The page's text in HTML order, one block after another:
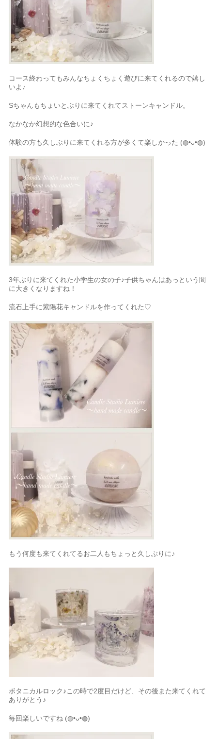
コース終わってもみんなちょくちょく遊びに来てくれるので嬉し
いよ♪
Sちゃんもちょいとぶりに来てくれてストーンキャンドル。
なかなか幻想的な色合いに♪
体験の方も久しぶりに来てくれる方が多くて楽しかった (◍•ᴗ•◍)
3年ぶりに来てくれた小学生の女の子♪子供ちゃんはあっという間
に大きくなりますね！
流石上手に紫陽花キャンドルを作ってくれた♡
もう何度も来てくれてるお二人もちょっと久しぶりに♪
ボタニカルロック♪この時で2度目だけど、その後また来てくれて
ありがとう♪
毎回楽しいですね (◍•ᴗ•◍)